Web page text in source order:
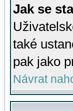
Jak se
také
pak jako
Návrat